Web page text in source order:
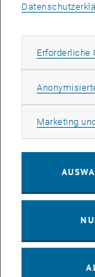
Beim MOVE.Walk
6. Bezirk und
gendersensible
inklusiver
durch breitere
Beleuchtung und
Abschließend
künftig mit
Erforderliche
Marketing